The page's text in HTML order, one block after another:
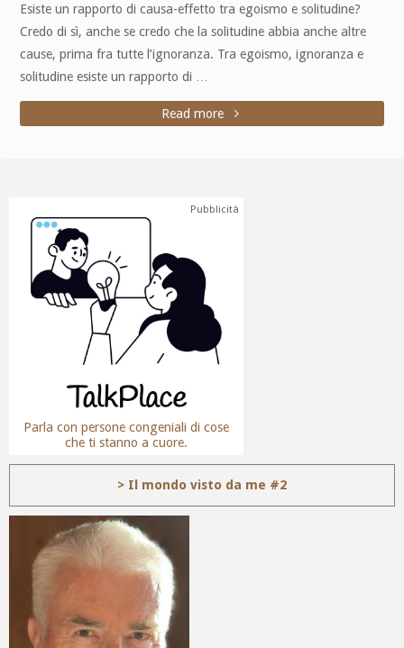
Esiste un rapporto di causa-effetto tra egoismo e solitudine?
Credo di sì, anche se credo che la solitudine abbia anche altre
cause, prima fra tutte l’ignoranza. Tra egoismo, ignoranza e
solitudine esiste un rapporto di …
Read more
Pubblicità
Parla con persone congeniali di cose
che ti stanno a cuore.
> Il mondo visto da me #2